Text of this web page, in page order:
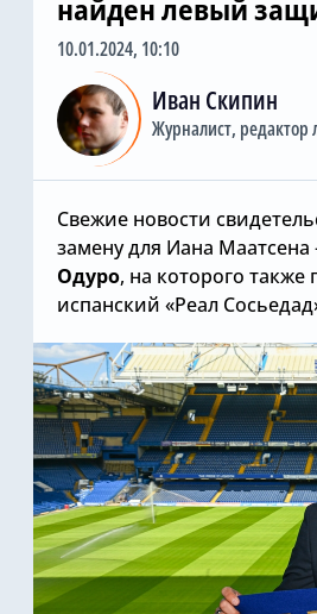
найден левый
10.01.2024, 10:10
Иван Скипин
Журналист, редактор
Свежие новости
замену для Иана
Одуро, на которого
испанский «Реал